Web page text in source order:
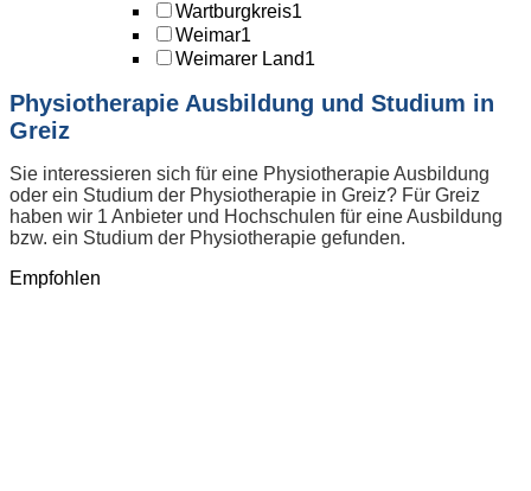
Wartburgkreis1
Weimar1
Weimarer Land1
Physiotherapie Ausbildung und Studium in
Greiz
Sie interessieren sich für eine Physiotherapie Ausbildung
oder ein Studium der Physiotherapie in Greiz? Für Greiz
haben wir 1 Anbieter und Hochschulen für eine Ausbildung
bzw. ein Studium der Physiotherapie gefunden.
Empfohlen